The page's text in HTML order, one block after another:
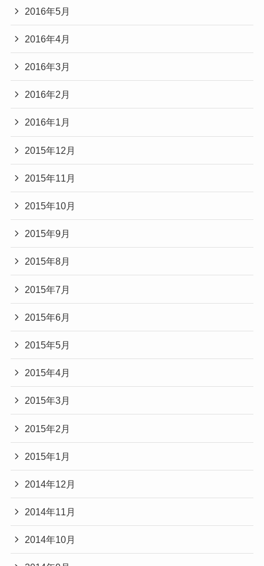
2016年5月
2016年4月
2016年3月
2016年2月
2016年1月
2015年12月
2015年11月
2015年10月
2015年9月
2015年8月
2015年7月
2015年6月
2015年5月
2015年4月
2015年3月
2015年2月
2015年1月
2014年12月
2014年11月
2014年10月